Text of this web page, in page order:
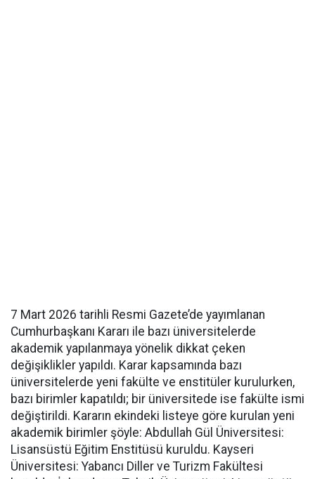
7 Mart 2026 tarihli Resmi Gazete’de yayımlanan
Cumhurbaşkanı Kararı ile bazı üniversitelerde
akademik yapılanmaya yönelik dikkat çeken
değişiklikler yapıldı. Karar kapsamında bazı
üniversitelerde yeni fakülte ve enstitüler kurulurken,
bazı birimler kapatıldı; bir üniversitede ise fakülte ismi
değiştirildi. Kararın ekindeki listeye göre kurulan yeni
akademik birimler şöyle: Abdullah Gül Üniversitesi:
Lisansüstü Eğitim Enstitüsü kuruldu. Kayseri
Üniversitesi: Yabancı Diller ve Turizm Fakültesi